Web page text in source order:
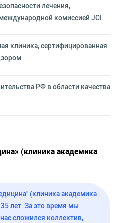
лечения,
комиссией JCI
клиника, сертифицированная
РФ в области качества
(клиника академика
(клиника академика
лет. За это время мы
сложился коллектив,